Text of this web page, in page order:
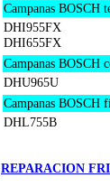
Campanas BOSCH
DHI955FX
DHI655FX
Campanas BOSCH
DHU965U
Campanas BOSCH
DHL755B
REPARACION